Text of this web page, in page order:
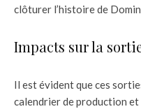
clôturer l’histoire de
Impacts sur la
Il est évident que ces
calendrier de production et